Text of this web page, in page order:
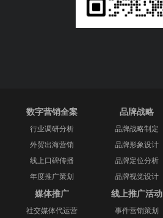
数字营销全案
行业调研分析
外贸出海营销
线上口碑传播
年度推广策划
品牌战略
品牌战略制定
品牌形象设计
品牌定位分析
品牌视觉设计
媒体推广
社交媒体代运营
线上推广活动
事件营销策划